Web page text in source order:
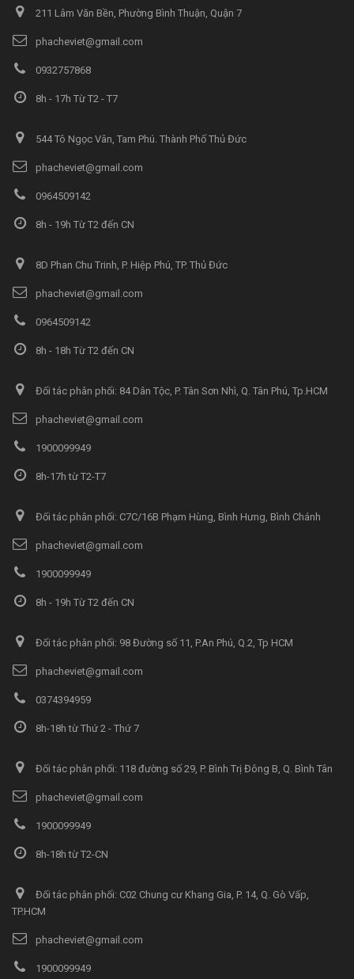
211 Lâm Văn Bền, Phường Bình Thuận, Quận 7
phacheviet@gmail.com
0932757868
8h - 17h Từ T2 - T7
544 Tô Ngọc Vân, Tam Phú. Thành Phố Thủ Đức
phacheviet@gmail.com
0964509142
8h - 19h Từ T2 đến CN
8D Phan Chu Trinh, P. Hiệp Phú, TP. Thủ Đức
phacheviet@gmail.com
0964509142
8h - 18h Từ T2 đến CN
Đối tác phân phối: 84 Dân Tộc, P. Tân Sơn Nhì, Q. Tân Phú, Tp.HCM
phacheviet@gmail.com
1900099949
8h-17h từ T2-T7
Đối tác phân phối: C7C/16B Phạm Hùng, Bình Hưng, Bình Chánh
phacheviet@gmail.com
1900099949
8h - 19h Từ T2 đến CN
Đối tác phân phối: 98 Đường số 11, P.An Phú, Q.2, Tp HCM
phacheviet@gmail.com
0374394959
8h-18h từ Thứ 2 - Thứ 7
Đối tác phân phối: 118 đường số 29, P. Bình Trị Đông B, Q. Bình Tân
phacheviet@gmail.com
1900099949
8h-18h từ T2-CN
Đối tác phân phối: C02 Chung cư Khang Gia, P. 14, Q. Gò Vấp,
TP.HCM
phacheviet@gmail.com
1900099949